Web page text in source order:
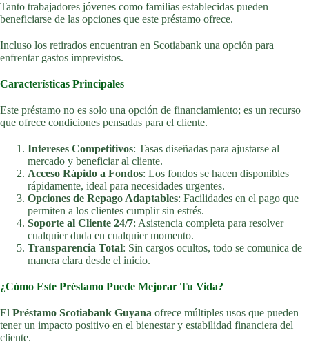
Tanto trabajadores jóvenes como familias establecidas pueden
beneficiarse de las opciones que este préstamo ofrece.
Incluso los retirados encuentran en Scotiabank una opción para
enfrentar gastos imprevistos.
Características Principales
Este préstamo no es solo una opción de financiamiento; es un recurso
que ofrece condiciones pensadas para el cliente.
Intereses Competitivos: Tasas diseñadas para ajustarse al
mercado y beneficiar al cliente.
Acceso Rápido a Fondos: Los fondos se hacen disponibles
rápidamente, ideal para necesidades urgentes.
Opciones de Repago Adaptables: Facilidades en el pago que
permiten a los clientes cumplir sin estrés.
Soporte al Cliente 24/7: Asistencia completa para resolver
cualquier duda en cualquier momento.
Transparencia Total: Sin cargos ocultos, todo se comunica de
manera clara desde el inicio.
¿Cómo Este Préstamo Puede Mejorar Tu Vida?
El Préstamo Scotiabank Guyana ofrece múltiples usos que pueden
tener un impacto positivo en el bienestar y estabilidad financiera del
cliente.